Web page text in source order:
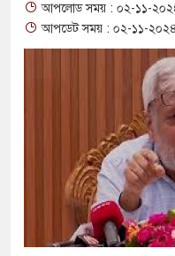
১৬ ঘণ্টা লোডশেডিং, ক্ষুব্ধ গ্রাহক
দুর্ঘটনায় আহতদের চিকিৎসা
দিবস পালিত
পাড় যেন ময়লার ভাগাড়
ভাঙন অব্যাহত : অস্তিত্ব সংকটে
ঝুঁকি নিয়ে চলাচল
আপলোড সময় : ০২-১১-২০২৪
আপডেট সময় : ০২-১১-২০২৪